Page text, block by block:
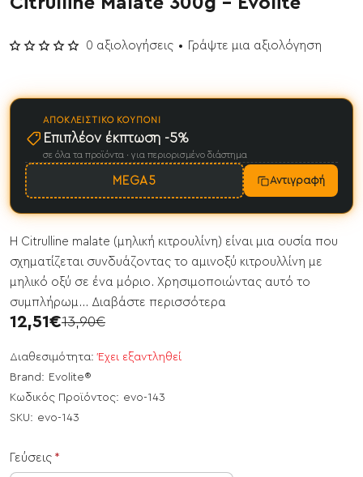
Έχει εξαντληθεί
Διαθεσιμότητα: Έχει εξαντληθεί
Brand: Evolite®
Κωδικός Προϊόντος: evo-143
SKU: evo-143
0 αξιολογήσεις • Γράψτε μια αξιολόγηση
12,51€13,90€
Γεύσεις
ΑΠΟΚΛΕΙΣΤΙΚΌ ΚΟΥΠΌΝΙ
Επιπλέον έκπτωση -5%
σε όλα τα προϊόντα · για περιορισμένο διάστημα
MEGA5 Αντιγραφή
Η Citrulline malate (μηλική κιτρουλίνη) είναι μια ουσία που
σχηματίζεται συνδυάζοντας το αμινοξύ κιτρουλλίνη με
μηλικό οξύ σε ένα μόριο. Χρησιμοποιώντας αυτό το
συμπλήρωμ... Διαβάστε περισσότερα